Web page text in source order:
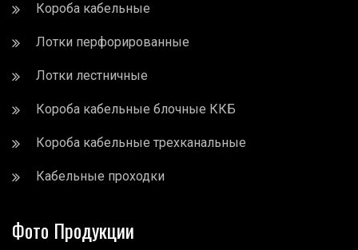
Короба кабельные
Лотки перфорированные
Лотки лестничные
Короба кабельные блочные ККБ
Короба кабельные трехканальные
Кабельные проходки
Фото Продукции